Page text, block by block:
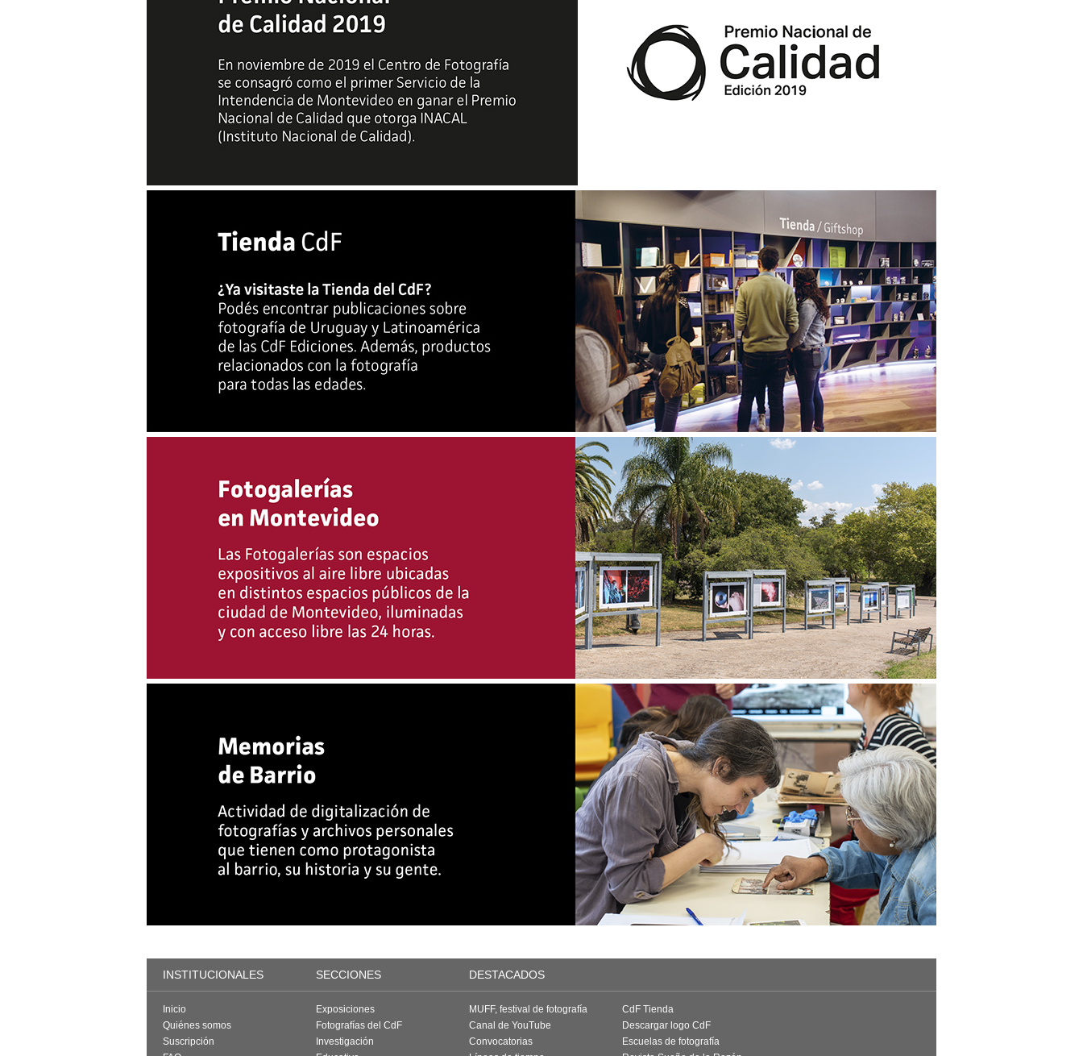
INSTITUCIONALES SECCIONES DESTACADOS
Inicio
Quiénes somos
Suscripción
Exposiciones
Fotografías del CdF
Investigación
MUFF, festival de fotografía
Canal de YouTube
Convocatorias
CdF Tienda
Descargar logo CdF
Escuelas de fotografía